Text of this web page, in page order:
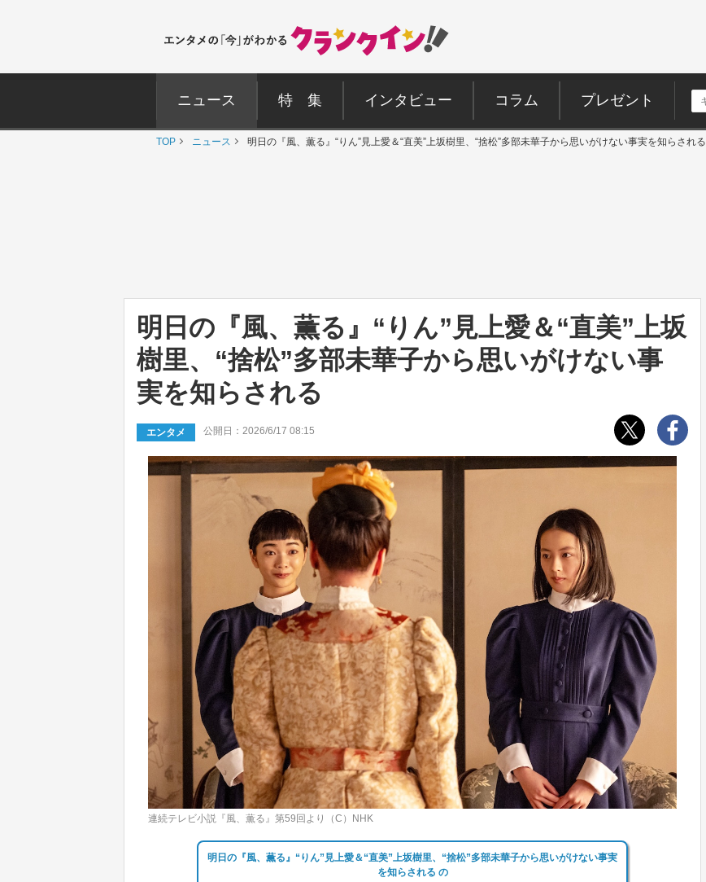
ニュース 特 集 インタビュー コラム プレゼント
TOP ニュース 明日の『風、薫る』“りん”見上愛＆“直美”上坂樹里、“捨松”多部未華子から思いがけない事実を知らされる
明日の『風、薫る』“りん”見上愛＆“直美”上坂
樹里、“捨松”多部未華子から思いがけない事
実を知らされる
エンタメ 公開日：2026/6/17 08:15
連続テレビ小説『風、薫る』第59回より（C）NHK
明日の『風、薫る』“りん”見上愛＆“直美”上坂樹里、“捨松”多部未華子から思いがけない事実
を知らされる の